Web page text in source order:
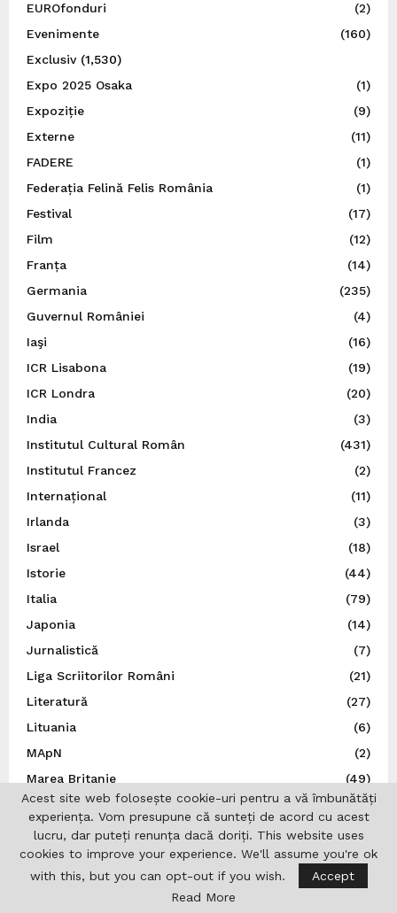
EUROfonduri
(2)
Evenimente
(160)
Exclusiv(1,530)
Expo 2025 Osaka
(1)
Expoziție
(9)
Externe
(11)
FADERE
(1)
Federația Felină Felis România
(1)
Festival
(17)
Film
(12)
Franța
(14)
Germania
(235)
Guvernul României
(4)
Iaşi
(16)
ICR Lisabona
(19)
ICR Londra
(20)
India
(3)
Institutul Cultural Român
(431)
Institutul Francez
(2)
Internațional
(11)
Irlanda
(3)
Israel
(18)
Istorie
(44)
Italia
(79)
Japonia
(14)
Jurnalistică
(7)
Liga Scriitorilor Români
(21)
Literatură
(27)
Lituania
(6)
MApN
(2)
Marea Britanie
(49)
Ministerul Afacerilor Externe
(263)
Ministerul Afacerilor Interne
Moldova
(112)
Muzică
(44)
Acest site web folosește cookie-uri pentru a vă îmbunătăți
experiența. Vom presupune că sunteți de acord cu acest
lucru, dar puteți renunța dacă doriți. This website uses
cookies to improve your experience. We'll assume you're ok
with this, but you can opt-out if you wish.
Accept
Read More